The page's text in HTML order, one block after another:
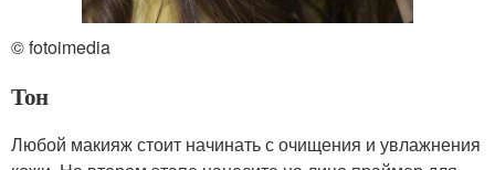
© fotoimedia
Тон
Любой макияж стоит начинать с очищения и увлажнения